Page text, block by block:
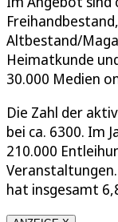
Altbestand/
Heimatkunde
30.000 Medien
Die Zahl der
bei ca. 6300. Im
210.000
hat insgesamt